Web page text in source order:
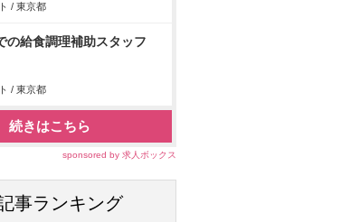
/ 東京都
の給食調理補助スタッフ
/ 東京都
続きはこちら
sponsored by 求人ボックス
事ランキング